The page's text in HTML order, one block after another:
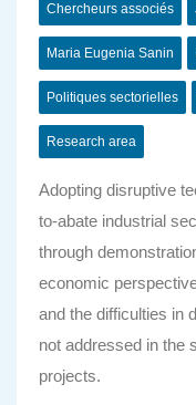
Chercheurs associés
Maria Eugenia Sanin
Politiques sectorielles
Research area
Adopting disruptive
to-abate industrial
through
economic
and the difficulties in
not addressed in the
projects.